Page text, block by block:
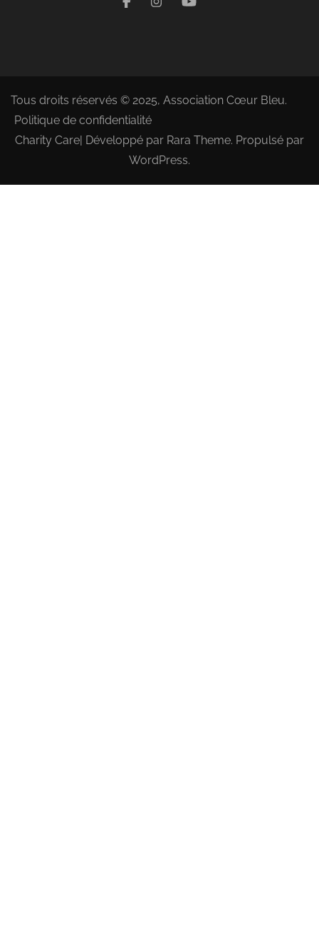
Tous droits réservés © 2025, Association Cœur Bleu.
Politique de confidentialité
Charity Care| Développé par Rara Theme. Propulsé par
WordPress.